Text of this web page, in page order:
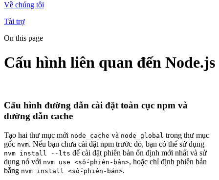
Về chúng tôi
Tài trợ
On this page
Cấu hình liên quan đến Node.js
Cấu hình đường dẫn cài đặt toàn cục npm và
đường dẫn cache
Tạo hai thư mục mới node_cache và node_global trong thư mục
gốc nvm. Nếu bạn chưa cài đặt npm trước đó, bạn có thể sử dụng
nvm install --lts để cài đặt phiên bản ổn định mới nhất và sử
dụng nó với nvm use <số-phiên-bản>, hoặc chỉ định phiên bản
bằng nvm install <số-phiên-bản>.